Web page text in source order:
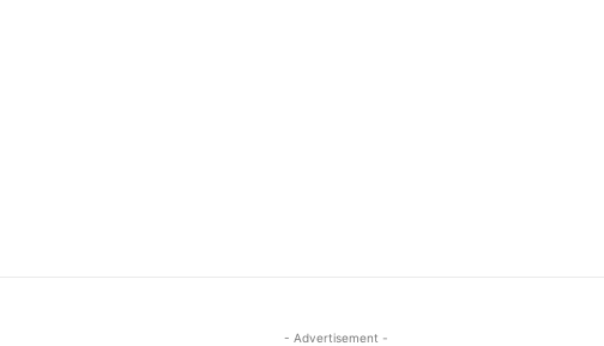
- Advertisement -